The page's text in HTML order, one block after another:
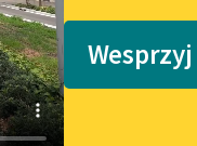
Pani
A